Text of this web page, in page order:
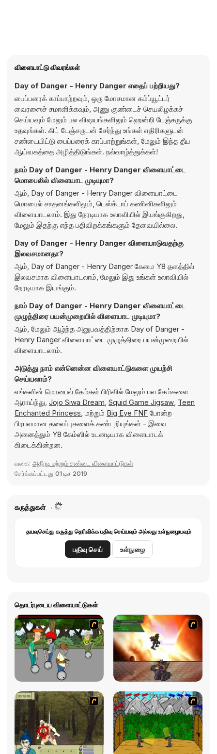
விளையாட்டு விவரங்கள்
Day of Danger - Henry Danger எதைப் பற்றியது?
பைப்பரைக் காப்பாற்றவும், ஒரு மோசமான கம்ப்யூட்டர்
வைரஸைச் சமாளிக்கவும், அணு குண்டைச் செயலிழக்கச்
செய்யவும் மேலும் பல விஷயங்களிலும் ஹென்றி டேஞ்சருக்கு
உதவுங்கள். கிட் டேஞ்சருடன் சேர்ந்து உங்கள் எதிரிகளுடன்
சண்டையிட்டு பைப்பரைக் காப்பாற்றுங்கள், மேலும் இந்த தீய
ஆய்வகத்தை அழித்திடுங்கள். நல்வாழ்த்துக்கள்!
நாம் Day of Danger - Henry Danger விளையாட்டை
மொபைலில் விளையாட முடியுமா?
ஆம், Day of Danger - Henry Danger விளையாட்டை
மொபைல் சாதனங்களிலும், டெஸ்க்டாப் கணினிகளிலும்
விளையாடலாம். இது நேரடியாக உலாவியில் இயங்குகிறது,
மேலும் இதற்கு எந்த பதிவிறக்கங்களும் தேவையில்லை.
Day of Danger - Henry Danger விளையாடுவதற்கு
இலவசமானதா?
ஆம், Day of Danger - Henry Danger கேமை Y8 தளத்தில்
இலவசமாக விளையாடலாம், மேலும் இது உங்கள் உலாவியில்
நேரடியாக இயங்கும்.
நாம் Day of Danger - Henry Danger விளையாட்டை
முழுத்திரை பயன்முறையில் விளையாட முடியுமா?
ஆம், மேலும் ஆழ்ந்த அனுபவத்திற்காக Day of Danger -
Henry Danger விளையாட்டை முழுத்திரை பயன்முறையில்
விளையாடலாம்.
அடுத்து நாம் என்னென்ன விளையாட்டுகளை முயற்சி
செய்யலாம்?
எங்களின் மொபைல் கேம்கள் பிரிவில் மேலும் பல கேம்களை
ஆராய்ந்து, Jojo Siwa Dream, Squid Game Jigsaw, Teen
Enchanted Princess, மற்றும் Big Eye FNF போன்ற
பிரபலமான தலைப்புகளைக் கண்டறியுங்கள் - இவை
அனைத்தும் Y8 கேம்ஸில் உடனடியாக விளையாடக்
கிடைக்கின்றன.
வகை: அதிரடி மற்றும் சண்டை விளையாட்டுகள்
சேர்க்கப்பட்டது 01 டிச 2019
கருத்துகள்
தயவுசெய்து கருத்து தெரிவிக்க பதிவு செய்யவும் அல்லது உள்நுழையவும்
பதிவு செய் உள்நுழை
தொடர்புடைய விளையாட்டுகள்